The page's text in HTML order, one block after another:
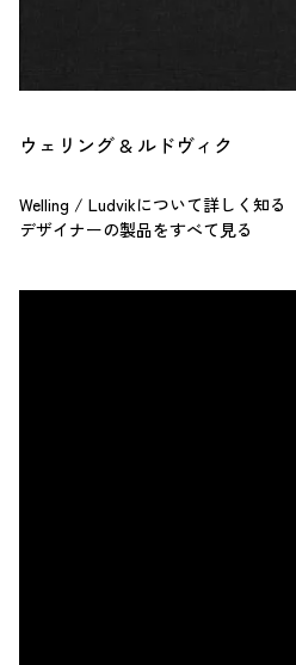
ウェリング & ルドヴィク
Welling / Ludvikについて詳しく知る
デザイナーの製品をすべて見る